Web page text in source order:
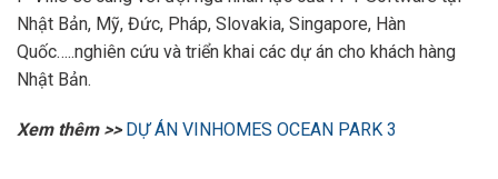
Nhật Bản, Mỹ, Đức, Pháp, Slovakia, Singapore, Hàn
Quốc…..nghiên cứu và triển khai các dự án cho khách hàng
Nhật Bản.
Xem thêm >> DỰ ÁN VINHOMES OCEAN PARK 3